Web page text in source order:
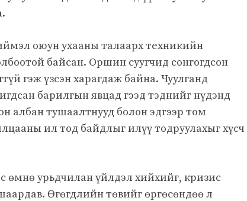
оюун ухааны талаарх техникийн
байсан. Оршин суугчид сонгогдсон
гэж үзсэн харагдаж байна. Чуулганд
барилгын явцад гээд тэднийг нүдэнд
албан тушаалтнууд болон эдгээр том
ил тод байдлыг илүү тодруулахыг хүсч
өмнө урьдчилан үйлдэл хийхийг, кризис
Өгөгдлийн төвийг өргөсөндөө л